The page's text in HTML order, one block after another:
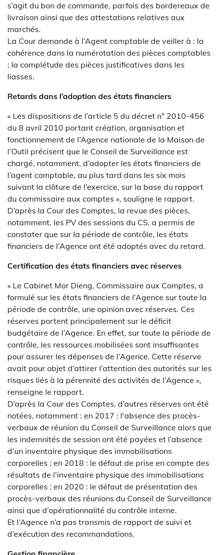
s’agit du bon de commande, parfois des bordereaux de
livraison ainsi que des attestations relatives aux
marchés.
La Cour demande à l’Agent comptable de veiller à : la
cohérence dans la numérotation des pièces comptables
; la complétude des pièces justificatives dans les
liasses.
Retards dans l’adoption des états financiers
« Les dispositions de l’article 5 du décret n° 2010-456
du 8 avril 2010 portant création, organisation et
fonctionnement de l’Agence nationale de la Maison de
l’Outil précisent que le Conseil de Surveillance est
chargé, notamment, d’adopter les états financiers de
l’agent comptable, au plus tard dans les six mois
suivant la clôture de l’exercice, sur la base du rapport
du commissaire aux comptes », souligne le rapport.
D’après la Cour des Comptes, la revue des pièces,
notamment, les PV des sessions du CS, a permis de
constater que sur la période de contrôle, les états
financiers de l’Agence ont été adoptés avec du retard.
Certification des états financiers avec réserves
« Le Cabinet Mor Dieng, Commissaire aux Comptes, a
formulé sur les états financiers de l’Agence sur toute la
période de contrôle, une opinion avec réserves. Ces
réserves portent principalement sur le déficit
budgétaire de l’Agence. En effet, sur toute la période de
contrôle, les ressources mobilisées sont insuffisantes
pour assurer les dépenses de l’Agence. Cette réserve
avait pour objet d’attirer l’attention des autorités sur les
risques liés à la pérennité des activités de l’Agence »,
renseigne le rapport.
D’après la Cour des Comptes, d’autres réserves ont été
notées, notamment : en 2017 : l'absence des procès-
verbaux de réunion du Conseil de Surveillance alors que
les indemnités de session ont été payées et l’absence
d’un inventaire physique des immobilisations
corporelles ; en 2018 : le défaut de prise en compte des
résultats de l’inventaire physique des immobilisations
corporelles ; en 2020 : le défaut de présentation des
procès-verbaux des réunions du Conseil de Surveillance
ainsi que d’opérationnalité du contrôle interne.
Et l’Agence n’a pas transmis de rapport de suivi et
d’exécution des recommandations.